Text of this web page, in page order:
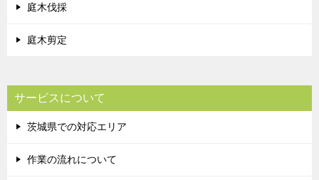
庭木伐採
庭木剪定
サービスについて
茨城県での対応エリア
作業の流れについて